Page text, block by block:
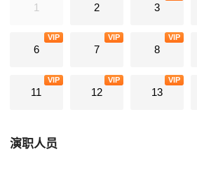
1 2 3
6
VIP
7
VIP
8
VIP
11
VIP
12
VIP
13
VIP
演职人员